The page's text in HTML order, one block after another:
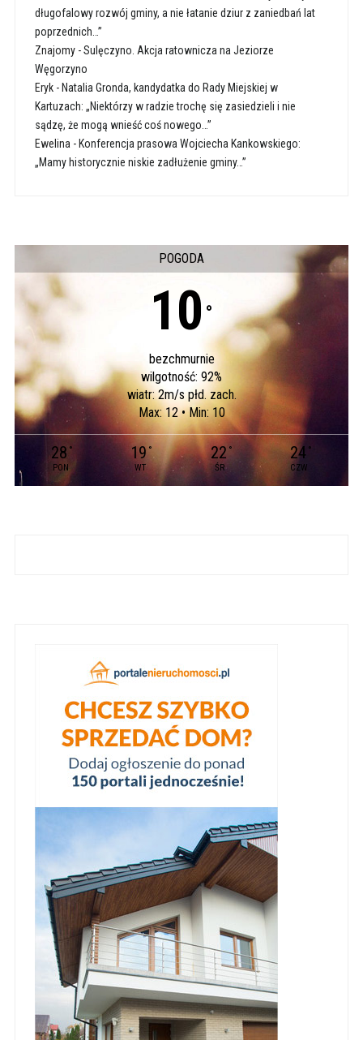
długofalowy rozwój gminy, a nie łatanie dziur z zaniedbań lat
poprzednich…”
Znajomy-Sulęczyno. Akcja ratownicza na Jeziorze
Węgorzyno
Eryk- Natalia Gronda, kandydatka do Rady Miejskiej w
Kartuzach: „Niektórzy w radzie trochę się zasiedzieli i nie
sądzę, że mogą wnieść coś nowego…”
Ewelina - Konferencja prasowa Wojciecha Kankowskiego:
„Mamy historycznie niskie zadłużenie gminy…”
POGODA
10 °
bezchmurnie
wilgotność: 92%
wiatr: 2m/s płd. zach.
Max: 12 • Min: 10
28 °
PON
19°
WT
22 °
ŚR
24 °
CZW